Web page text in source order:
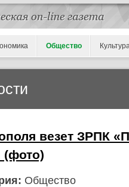
Общество
везет ЗРПК
(фото)
Общество